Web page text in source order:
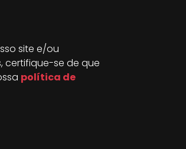
site e/ou
certifique-se de que
política de